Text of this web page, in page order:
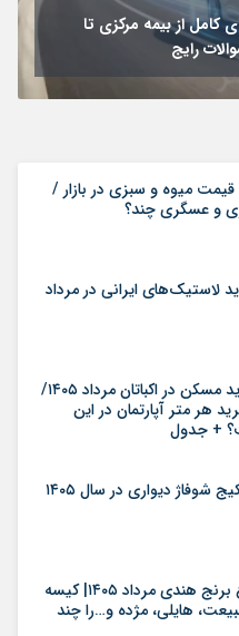
کامل از بیمه مرکزی تا
رایج
میوه و سبزی در بازار /
و عسگری چند؟
ایرانی در مرداد
لیست قیمت خرید مسکن در اکباتان مرداد ۱۴۰۵/
هر متر آپارتمان در این
+ جدول
دیواری در سال ۱۴۰۵
قیمت جدید انواع برنج هندی مرداد ۱۴۰۵| کیسه
هایلی، مژده و…را چند